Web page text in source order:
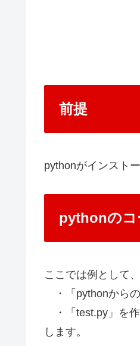
前提
pythonがインスト
pythonのコ
ここでは例として、
・「pythonから
・「test.py」を
します。